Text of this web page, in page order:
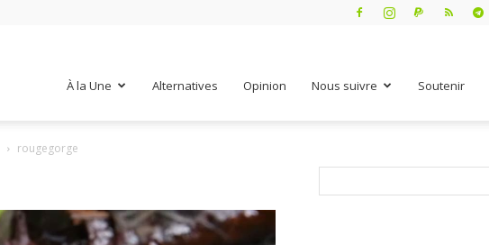
À la Une Alternatives Opinion Nous suivre Soutenir
rougegorge